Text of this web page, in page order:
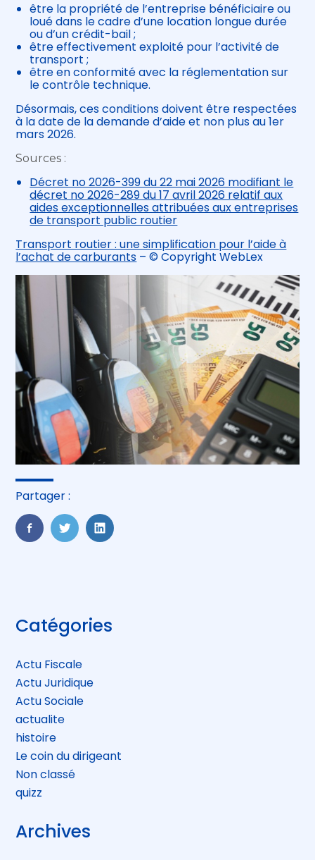
être la propriété de l’entreprise bénéficiaire ou
loué dans le cadre d’une location longue durée
ou d’un crédit-bail ;
être effectivement exploité pour l’activité de
transport ;
être en conformité avec la réglementation sur
le contrôle technique.
Désormais, ces conditions doivent être respectées
à la date de la demande d’aide et non plus au 1er
mars 2026.
Sources :
Décret no 2026-399 du 22 mai 2026 modifiant le
décret no 2026-289 du 17 avril 2026 relatif aux
aides exceptionnelles attribuées aux entreprises
de transport public routier
Transport routier : une simplification pour l’aide à
l’achat de carburants – © Copyright WebLex
Partager :
FaceBook
TwitterLinkedIn
Blog
sidebar
Catégories
Actu Fiscale
Actu Juridique
Actu Sociale
actualite
histoire
Le coin du dirigeant
Non classé
quizz
Archives